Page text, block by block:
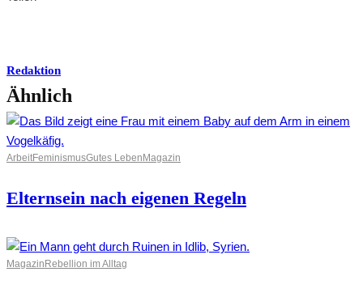
Redaktion
Ähnlich
ArbeitFeminismusGutes Leben Magazin
Elternsein nach eigenen Regeln
Magazin Rebellion im Alltag